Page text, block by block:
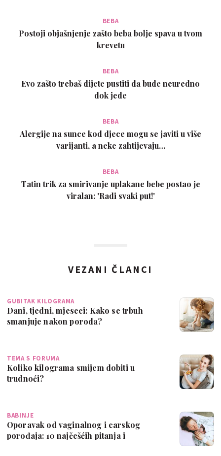
bolesti i bolesti tijela Sve vrste rješavanja problema
astrologijom? Rješenje problema razvoda?
BEBA
Postoji objašnjenje zašto beba bolje spava u tvom
krevetu
BEBA
Evo zašto trebaš dijete pustiti da bude neuredno
dok jede
BEBA
Alergije na sunce kod djece mogu se javiti u više
varijanti, a neke zahtijevaju…
BEBA
Tatin trik za smirivanje uplakane bebe postao je
viralan: 'Radi svaki put!'
VEZANI ČLANCI
GUBITAK KILOGRAMA
Dani, tjedni, mjeseci: Kako se trbuh
smanjuje nakon poroda?
TEMA S FORUMA
Koliko kilograma smijem dobiti u
trudnoći?
BABINJE
Oporavak od vaginalnog i carskog
porođaja: 10 najčešćih pitanja i